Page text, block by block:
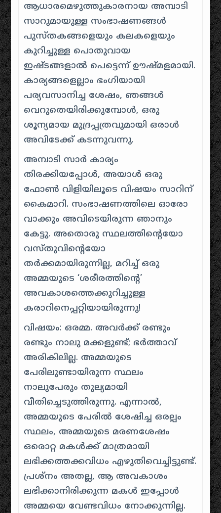
ആധാരമെഴുത്തുകാരനായ അമ്പാടി
സാറുമായുള്ള സംഭാഷണങ്ങൾ
പുസ്തകങ്ങളെയും കലകളെയും
കുറിച്ചുള്ള പൊതുവായ
ഇഷ്ടങ്ങളാൽ പെട്ടെന്ന് ഊഷ്മളമായി.
കാര്യങ്ങളെല്ലാം ഭംഗിയായി
പര്യവസാനിച്ച ശേഷം, ഞങ്ങൾ
വെറുതെയിരിക്കുമ്പോൾ, ഒരു
ശൂന്യമായ മുദ്രപ്പത്രവുമായി ഒരാൾ
അവിടേക്ക് കടന്നുവന്നു.
അമ്പാടി സാർ കാര്യം
തിരക്കിയപ്പോൾ, അയാൾ ഒരു
ഫോൺ വിളിയിലൂടെ വിഷയം സാറിന്
കൈമാറി. സംഭാഷണത്തിലെ ഓരോ
വാക്കും അവിടെയിരുന്ന ഞാനും
കേട്ടു. അതൊരു സ്ഥലത്തിന്റെയോ
വസ്തുവിന്റെയോ
തർക്കമായിരുന്നില്ല, മറിച്ച് ഒരു
അമ്മയുടെ ‘ശരീരത്തിന്റെ’
അവകാശത്തെക്കുറിച്ചുള്ള
കരാറിനെപ്പറ്റിയായിരുന്നു!
വിഷയം: ഒരമ്മ. അവർക്ക് രണ്ടും
രണ്ടും നാലു മക്കളുണ്ട്; ഭർത്താവ്
അരികിലില്ല. അമ്മയുടെ
പേരിലുണ്ടായിരുന്ന സ്ഥലം
നാലുപേരും തുല്യമായി
വീതിച്ചെടുത്തിരുന്നു. എന്നാൽ,
അമ്മയുടെ പേരിൽ ശേഷിച്ച ഒരല്പം
സ്ഥലം, അമ്മയുടെ മരണശേഷം
ഒരൊറ്റ മകൾക്ക് മാത്രമായി
ലഭിക്കത്തക്കവിധം എഴുതിവെച്ചിട്ടുണ്ട്.
പ്രശ്നം അതല്ല, ആ അവകാശം
ലഭിക്കാനിരിക്കുന്ന മകൾ ഇപ്പോൾ
അമ്മയെ വേണ്ടവിധം നോക്കുന്നില്ല.